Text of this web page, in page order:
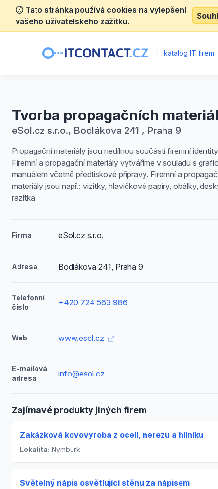
Tato stránka používá cookies na vylepšení
vašeho uživatelského zážitku.
katalog IT firem
Tvorba propagačních
eSol.cz s.r.o., Bodlákova 241 , Praha 9
Propagační materiály jsou nedílnou součástí firemní
Firemní a propagační materiály vytváříme v souladu s
manuálem včetně předtiskové přípravy. Firemní a
materiály jsou např.: vizitky, hlavičkové papíry, obálky,
razítka.
Firma eSol.cz s.r.o.
Adresa Bodlákova 241, Praha 9
Telefonní
číslo
+420 724 563 986
Web www.esol.cz
E-mailová
adresa
info@esol.cz
Zajímavé produkty jiných firem
Zakázková kovovýroba z oceli, nerezu a hliníku
Lokalita: Nymburk
Světelný nápis osvětlující stěnu za nápisem